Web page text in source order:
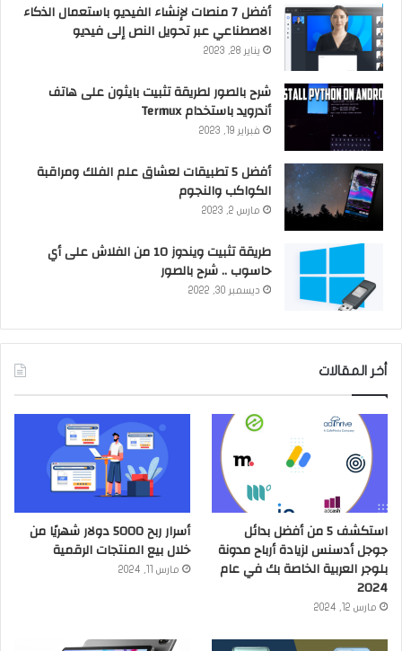
أفضل 7 منصات لإنشاء الفيديو باستعمال الذكاء
الاصطناعي عبر تحويل النص إلى فيديو
يناير 28, 2023
شرح بالصور لطريقة تثبيت بايثون على هاتف
أندرويد باستخدام Termux
فبراير 19, 2023
أفضل 5 تطبيقات لعشاق علم الفلك ومراقبة
الكواكب والنجوم
مارس 2, 2023
طريقة تثبيت ويندوز 10 من الفلاش على أي
حاسوب .. شرح بالصور
ديسمبر 30, 2022
أخر المقالات
استكشف 5 من أفضل بدائل
جوجل أدسنس لزيادة أرباح مدونة
بلوجر العربية الخاصة بك في عام
2024
مارس 12, 2024
أسرار ربح 5000 دولار شهريًا من
خلال بيع المنتجات الرقمية
مارس 11, 2024